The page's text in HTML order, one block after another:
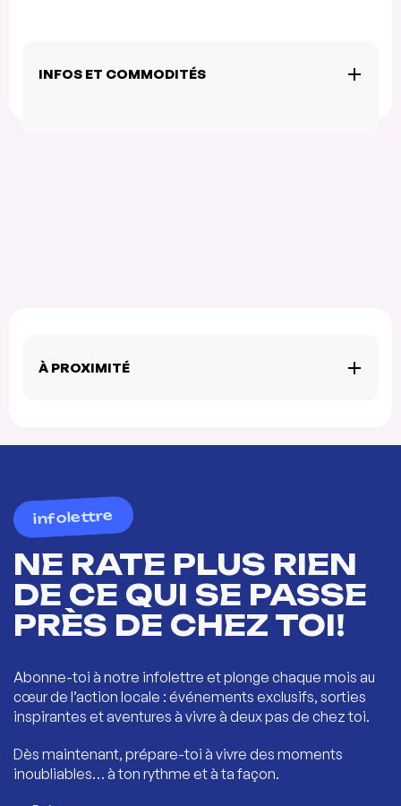
INFOS ET COMMODITÉS
À PROXIMITÉ
infolettre
NE RATE PLUS RIEN
DE CE QUI SE PASSE
PRÈS DE CHEZ TOI!
Abonne-toi à notre infolettre et plonge chaque mois au
cœur de l’action locale : événements exclusifs, sorties
inspirantes et aventures à vivre à deux pas de chez toi.
Dès maintenant, prépare-toi à vivre des moments
inoubliables… à ton rythme et à ta façon.